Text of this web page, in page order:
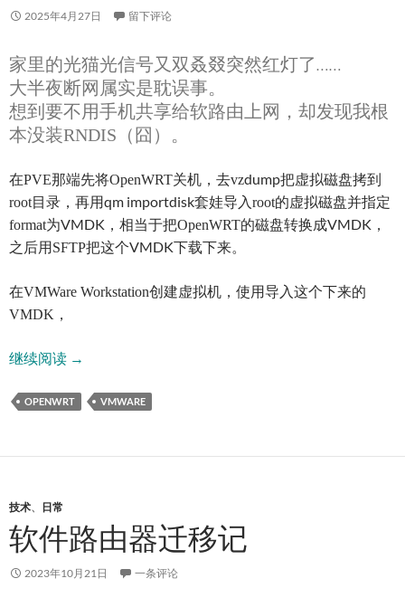
2025年4月27日 留下评论
家里的光猫光信号又双叒叕突然红灯了……
大半夜断网属实是耽误事。
想到要不用手机共享给软路由上网，却发现我根
本没装RNDIS（囧）。
在PVE那端先将OpenWRT关机，去vzdump把虚拟磁盘拷到
root目录，再用qm importdisk套娃导入root的虚拟磁盘并指定
format为VMDK ，相当于把OpenWRT的磁盘转换成VMDK ，
之后用SFTP把这个VMDK下载下来。
在VMWare Workstation创建虚拟机，使用导入这个下来的
VMDK，
继续阅读OpenWRT虚拟软路由救急增加RNDIS手机上网攻略
→
OPENWRT VMWARE
技术、 日常
软件路由器迁移记
2023年10月21日 一条评论